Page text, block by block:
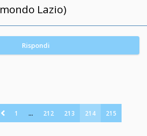
mondo Lazio)
Rispondi
1 … 212 213 214 215